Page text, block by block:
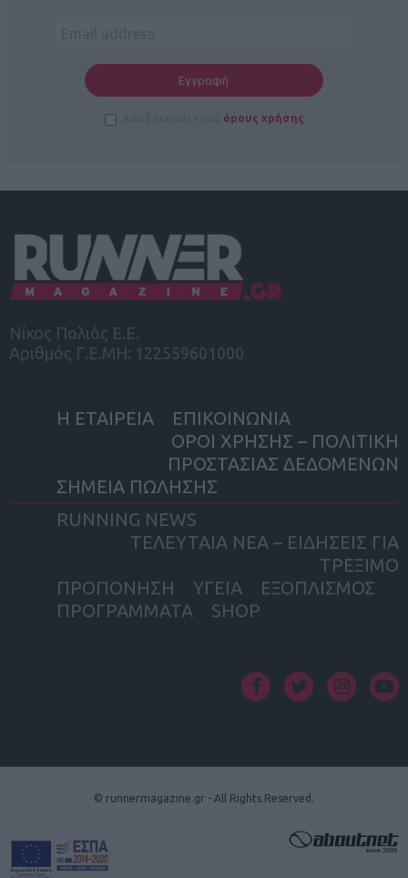
όρους χρήσης
Νίκος Πολιάς Ε.Ε.
Αριθμός Γ.Ε.ΜΗ: 122559601000
Η ΕΤΑΙΡΕΙΑ
ΕΠΙΚΟΙΝΩΝΙΑ
ΟΡΟΙ ΧΡΗΣΗΣ – ΠΟΛΙΤΙΚΗ
ΠΡΟΣΤΑΣΙΑΣ ΔΕΔΟΜΕΝΩΝ
ΣΗΜΕΙΑ ΠΩΛΗΣΗΣ
RUNNING NEWS
ΤΕΛΕΥΤΑΙΑ ΝΕΑ – ΕΙΔΗΣΕΙΣ ΓΙΑ
ΤΡΕΞΙΜΟ
ΠΡΟΠΟΝΗΣΗ
ΥΓΕΙΑ
ΕΞΟΠΛΙΣΜΟΣ
ΠΡΟΓΡΑΜΜΑΤΑ
SHOP
© runnermagazine.gr - All Rights Reserved.